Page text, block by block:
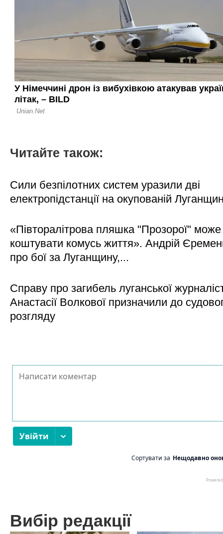
Читайте також:
Сили безпілотних систем уразили дві
електропідстанції на окупованій
«Півторалітрова пляшка "Прозорої" може
коштувати комусь життя». Андрій
про бої за Луганщину,...
Справу про загибель луганської
Анастасії Волкової призначили до
розгляду
Вибір редакції